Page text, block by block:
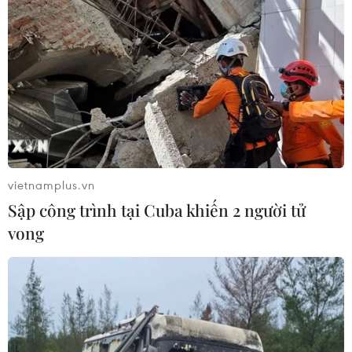
vietnamplus.vn
Sập công trình tại Cuba khiến 2 người tử
vong